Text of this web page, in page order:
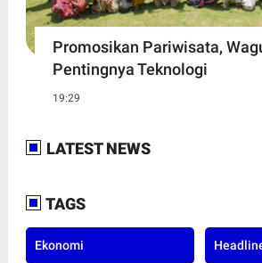
Promosikan Pariwisata,
Pentingnya Teknologi
19:29
LATEST NEWS
TAGS
Ekonomi